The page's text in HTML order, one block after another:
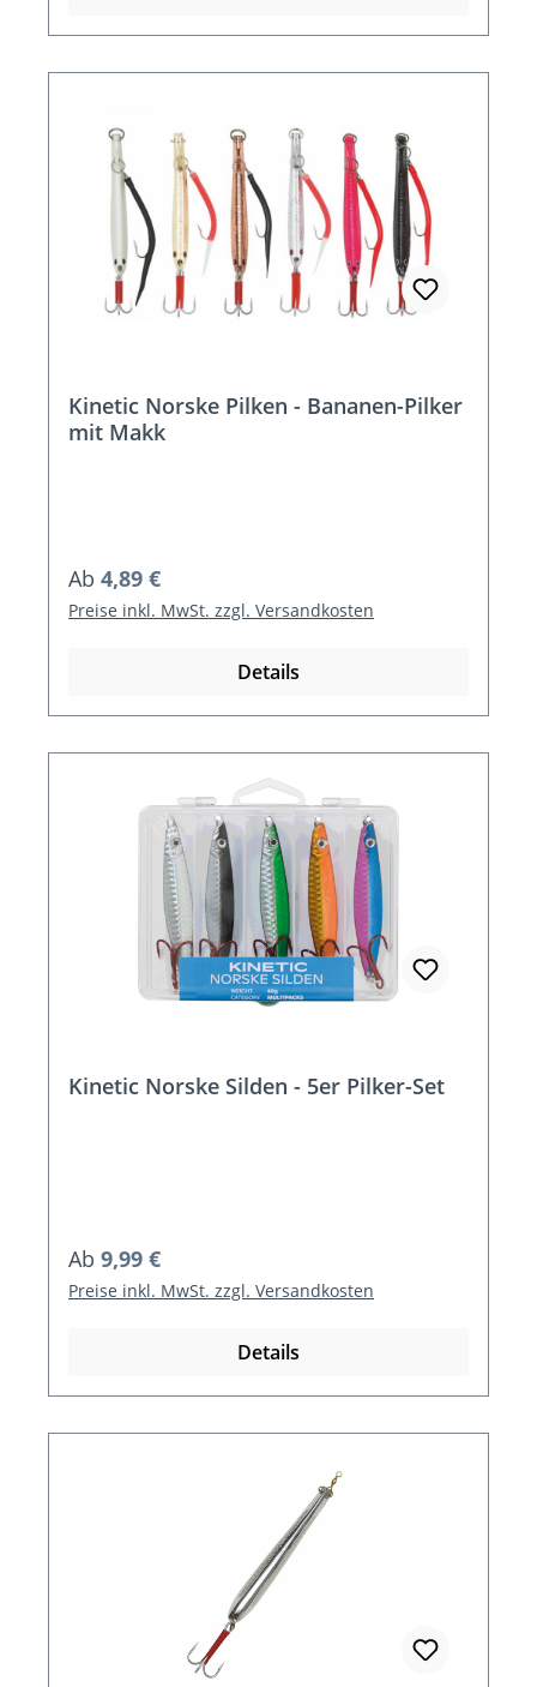
Kinetic Norske Pilken - Bananen-Pilker
mit Makk
Regulärer Preis:
Ab 4,89 €
Preise inkl. MwSt. zzgl. Versandkosten
Details
Kinetic Norske Silden - 5er Pilker-Set
Regulärer Preis:
Ab 9,99 €
Preise inkl. MwSt. zzgl. Versandkosten
Details